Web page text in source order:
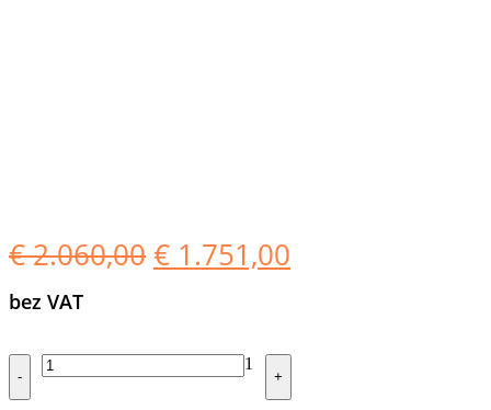
€2.060,00Pierwotna
€ 2.060,00.
€ 1.751,00
bez VAT
Quantity
-
1
+